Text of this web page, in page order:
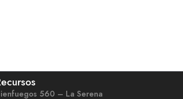
560 – La Serena